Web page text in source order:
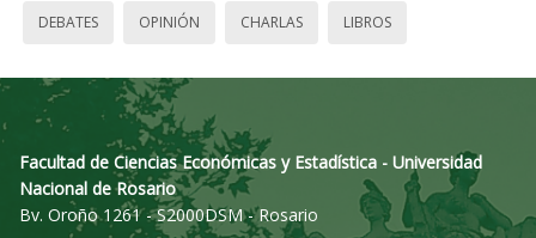
DEBATES OPINIÓN CHARLAS LIBROS
Facultad de Ciencias Económicas y Estadística - Universidad
Nacional de Rosario
Bv. Oroño 1261 - S2000DSM - Rosario